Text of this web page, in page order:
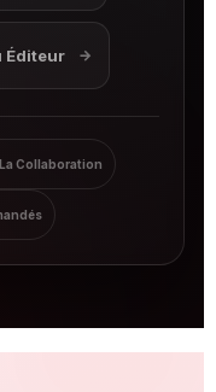
Éditeur →
Collaboration